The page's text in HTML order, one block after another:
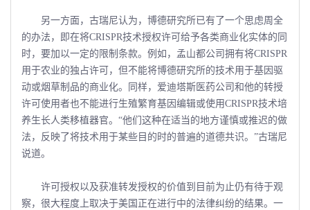
另一方面，古瑞尼认为，博德研究所已有了一个思虑周全
的办法，即在将CRISPR技术授权许可给予各类商业化实体的同
时，要加以一定的限制条款。例如，孟山都公司拥有将CRISPR
用于农业的独占许可，但不能将博德研究所的技术用于基因驱
动或烟草制品的商业化。同样，爱迪塔斯医药公司和他的转授
许可使用者也不能进行生殖繁育基因编辑或使用CRISPR技术培
养生长人类移植器官。“他们这种在适当的地方谨慎或推迟的做
法，反映了将技术用于某些目的时的普遍的道德共识。”古瑞尼
说道。
许可授权以及获准转发授权的价值到目前为止仍有待于观
察，很大程度上取决于美国正在进行中的法律纠纷的结果。一